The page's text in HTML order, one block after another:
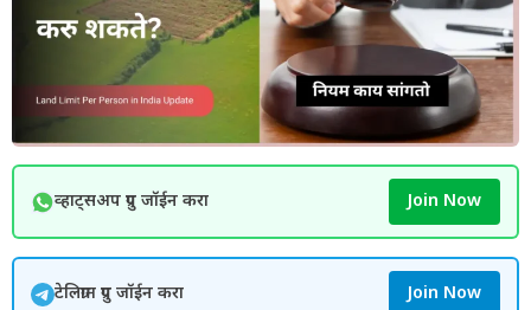
व्हाट्सअप ग्रुप जॉईन करा Join Now
टेलिग्राम ग्रुप जॉईन करा Join Now